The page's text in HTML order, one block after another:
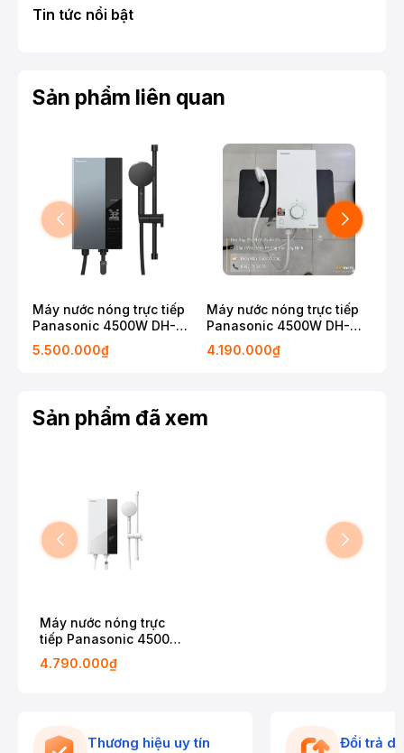
Tin tức nổi bật
Sản phẩm liên quan
Máy nước nóng trực tiếp
Panasonic 4500W DH-
4UDP1VZ
5.500.000₫
Máy nước nóng trực tiếp
Panasonic 4500W DH-
4VP1VW
4.190.000₫
Sản phẩm đã xem
Máy nước nóng trực
tiếp Panasonic 4500W
DH-4UP1VW
4.790.000₫
Thương hiệu uy tín Đổi trả